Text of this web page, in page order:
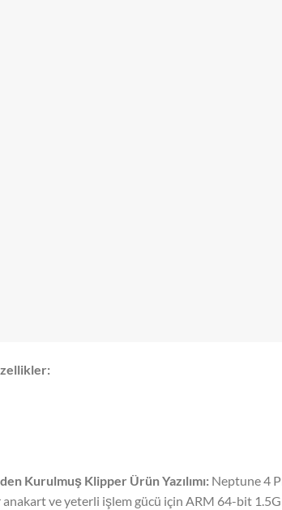
Kurulmuş Klipper Ürün Yazılımı: Neptune 4
ve yeterli işlem gücü için ARM 64-bit